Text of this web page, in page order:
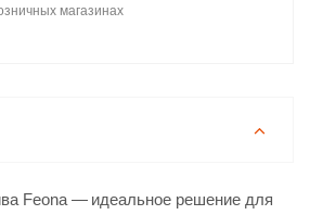
магазинах
Feona — идеальное решение для